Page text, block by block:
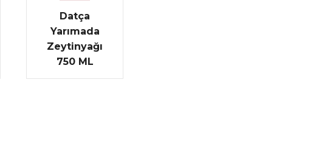
Datça
Yarımada
Zeytinyağı
750 ML